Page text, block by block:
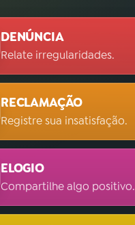
DENÚNCIA
Relate irregularidades.
RECLAMAÇÃO
Registre sua insatisfação.
ELOGIO
Compartilhe algo positivo.